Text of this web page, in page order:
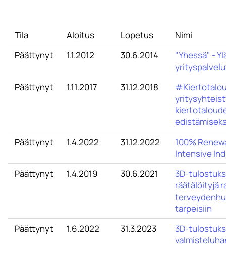
Tila Aloitus Lopetus
Nimi
Päättynyt
1.1.2012 30.6.2014
"Yhessä" -
Päättynyt
1.11.2017 31.12.2018
Päättynyt
1.4.2022 31.12.2022
100%
Intensive
Päättynyt
1.4.2019 30.6.2021
3D-
räätälöityjä
tarpeisiin
Päättynyt
1.6.2022 31.3.2023
3D-